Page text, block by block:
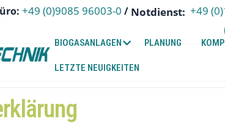
+49 (0)9085 96003-0 / Notdienst: +49
BIOGASANLAGEN PLANUNG
LETZTE NEUIGKEITEN